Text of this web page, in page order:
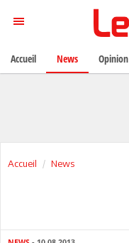
Accueil News
Accueil News Opinion